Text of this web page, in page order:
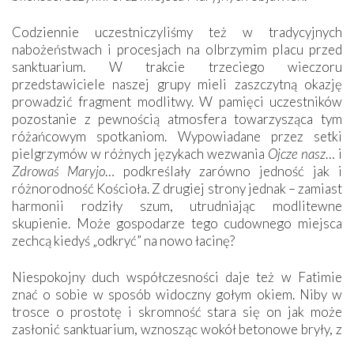
Codziennie uczestniczyliśmy też w tradycyjnych
nabożeństwach i procesjach na olbrzymim placu przed
sanktuarium. W trakcie trzeciego wieczoru
przedstawiciele naszej grupy mieli zaszczytną okazję
prowadzić fragment modlitwy. W pamięci uczestników
pozostanie z pewnością atmosfera towarzysząca tym
różańcowym spotkaniom. Wypowiadane przez setki
pielgrzymów w różnych językach wezwania Ojcze nasz… i
Zdrowaś Maryjo… podkreślały zarówno jedność jak i
różnorodność Kościoła. Z drugiej strony jednak – zamiast
harmonii rodziły szum, utrudniając modlitewne
skupienie. Może gospodarze tego cudownego miejsca
zechcą kiedyś „odkryć” na nowo łacinę?
Niespokojny duch współczesności daje też w Fatimie
znać o sobie w sposób widoczny gołym okiem. Niby w
trosce o prostotę i skromność stara się on jak może
zasłonić sanktuarium, wznosząc wokół betonowe bryły, z